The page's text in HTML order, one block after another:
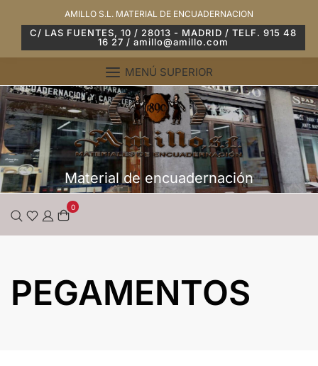
contenido
AMILLO S.L. MATERIAL DE ENCUADERNACION
C/ LAS FUENTES, 10 / 28013 - MADRID / TELF. 915 48
16 27 / amillo@amillo.com
MENÚ SUPERIOR
Material de encuadernación
0
PEGAMENTOS